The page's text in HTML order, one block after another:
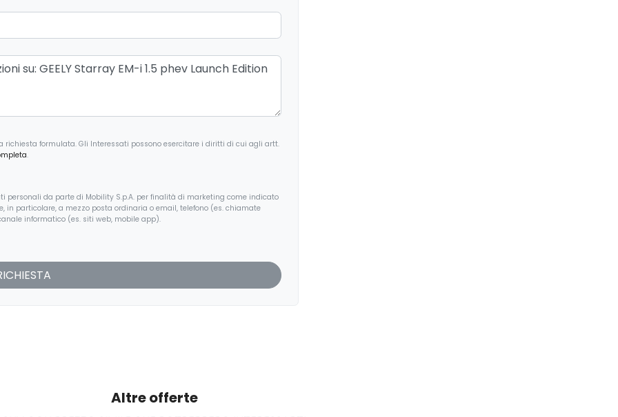
riscaldabili
formulata. Gli Interessati possono esercitare i diritti di cui agli artt.
.
personali da parte di Mobility S.p.A. per finalità di marketing come indicato
in particolare, a mezzo posta ordinaria o email, telefono (es. chiamate
informatico (es. siti web, mobile app).
Altre offerte